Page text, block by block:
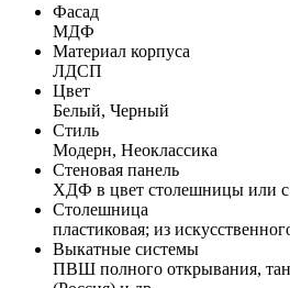
Фасад
МДФ
Материал корпуса
ЛДСП
Цвет
Белый, Черный
Стиль
Модерн, Неоклассика
Стеновая панель
ХДФ в цвет столешницы или с
Столешница
пластиковая; из
Выкатные системы
ПВШ полного открывания,